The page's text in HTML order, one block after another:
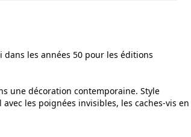
les années 50 pour les éditions
une décoration contemporaine. Style
les poignées invisibles, les caches-vis en